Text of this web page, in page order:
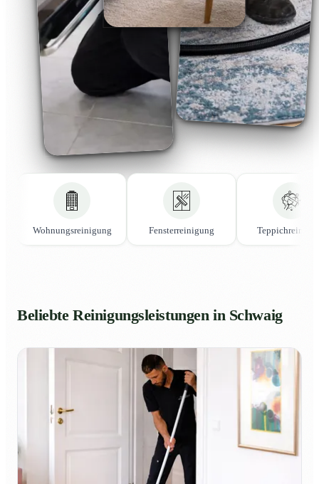
Wohnungsreinigung Fensterreinigung
Beliebte Reinigungsleistungen in Schwaig